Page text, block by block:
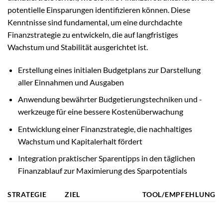
potentielle Einsparungen identifizieren können. Diese
Kenntnisse sind fundamental, um eine durchdachte
Finanzstrategie zu entwickeln, die auf langfristiges
Wachstum und Stabilität ausgerichtet ist.
Erstellung eines initialen Budgetplans zur Darstellung
aller Einnahmen und Ausgaben
Anwendung bewährter Budgetierungstechniken und -
werkzeuge für eine bessere Kostenüberwachung
Entwicklung einer Finanzstrategie, die nachhaltiges
Wachstum und Kapitalerhalt fördert
Integration praktischer Sparentipps in den täglichen
Finanzablauf zur Maximierung des Sparpotentials
STRATEGIE ZIEL TOOL/EMPFEHLUNG